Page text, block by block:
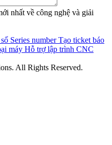
nhất về công nghệ và giải
Series number Tạo ticket báo
máy Hỗ trợ lập trình CNC
All Rights Reserved.